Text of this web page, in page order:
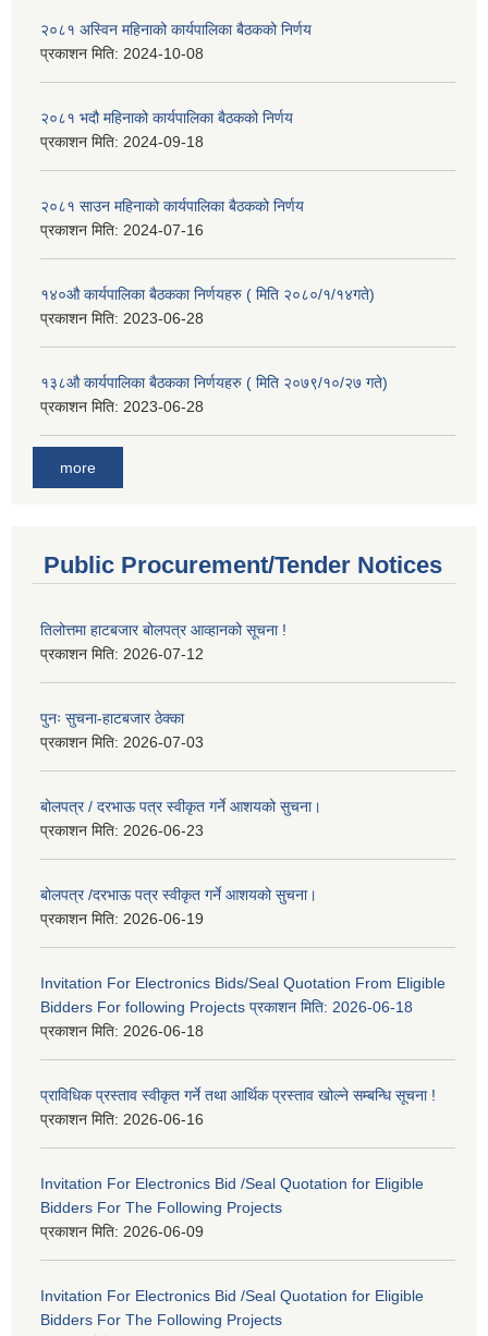
२०८१ अस्विन महिनाको कार्यपालिका बैठकको निर्णय
प्रकाशन मिति: 2024-10-08
२०८१ भदौ महिनाको कार्यपालिका बैठकको निर्णय
प्रकाशन मिति: 2024-09-18
२०८१ साउन महिनाको कार्यपालिका बैठकको निर्णय
प्रकाशन मिति: 2024-07-16
१४०औ कार्यपालिका बैठकका निर्णयहरु ( मिति २०८०/१/१४गते)
प्रकाशन मिति: 2023-06-28
१३८औ कार्यपालिका बैठकका निर्णयहरु ( मिति २०७९/१०/२७ गते)
प्रकाशन मिति: 2023-06-28
more
Public Procurement/Tender Notices
तिलोत्तमा हाटबजार बोलपत्र आव्हानको सूचना !
प्रकाशन मिति: 2026-07-12
पुनः सुचना-हाटबजार ठेक्का
प्रकाशन मिति: 2026-07-03
बोलपत्र / दरभाऊ पत्र स्वीकृत गर्ने आशयको सुचना।
प्रकाशन मिति: 2026-06-23
बोलपत्र /दरभाऊ पत्र स्वीकृत गर्ने आशयको सुचना।
प्रकाशन मिति: 2026-06-19
Invitation For Electronics Bids/Seal Quotation From Eligible
Bidders For following Projects प्रकाशन मिति: 2026-06-18
प्रकाशन मिति: 2026-06-18
प्राविधिक प्रस्ताव स्वीकृत गर्ने तथा आर्थिक प्रस्ताव खोल्ने सम्बन्धि सूचना !
प्रकाशन मिति: 2026-06-16
Invitation For Electronics Bid /Seal Quotation for Eligible
Bidders For The Following Projects
प्रकाशन मिति: 2026-06-09
Invitation For Electronics Bid /Seal Quotation for Eligible
Bidders For The Following Projects